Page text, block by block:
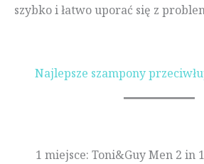
szybko i łatwo uporać się z
Najlepsze szampony
1 miejsce: Toni&Guy Men 2 in